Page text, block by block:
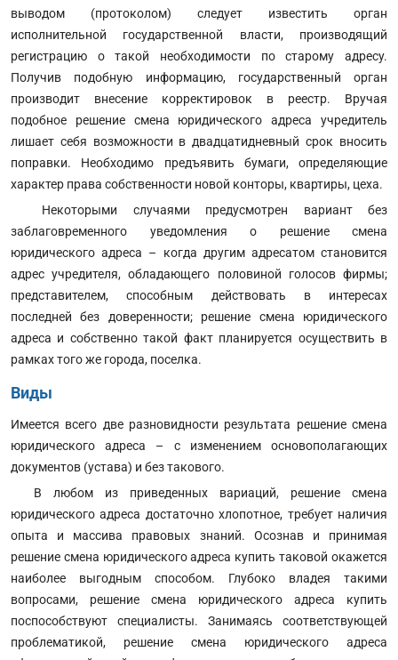
выводом (протоколом) следует известить орган
исполнительной государственной власти, производящий
регистрацию о такой необходимости по старому адресу.
Получив подобную информацию, государственный орган
производит внесение корректировок в реестр. Вручая
подобное решение смена юридического адреса учредитель
лишает себя возможности в двадцатидневный срок вносить
поправки. Необходимо предъявить бумаги, определяющие
характер права собственности новой конторы, квартиры, цеха.
Некоторыми случаями предусмотрен вариант без
заблаговременного уведомления о решение смена
юридического адреса – когда другим адресатом становится
адрес учредителя, обладающего половиной голосов фирмы;
представителем, способным действовать в интересах
последней без доверенности; решение смена юридического
адреса и собственно такой факт планируется осуществить в
рамках того же города, поселка.
Виды
Имеется всего две разновидности результата решение смена
юридического адреса – с изменением основополагающих
документов (устава) и без такового.
В любом из приведенных вариаций, решение смена
юридического адреса достаточно хлопотное, требует наличия
опыта и массива правовых знаний. Осознав и принимая
решение смена юридического адреса купить таковой окажется
наиболее выгодным способом. Глубоко владея такими
вопросами, решение смена юридического адреса купить
поспособствуют специалисты. Занимаясь соответствующей
проблематикой, решение смена юридического адреса